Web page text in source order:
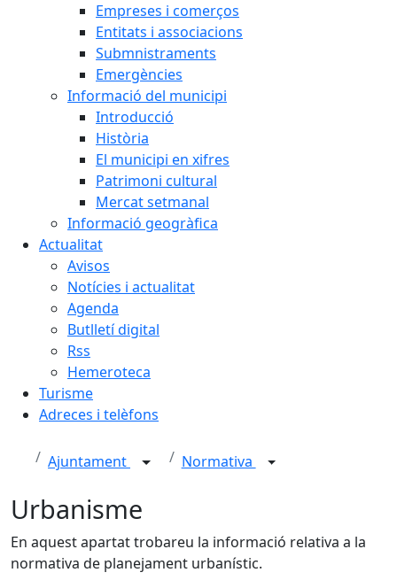
Empreses i comerços
Entitats i associacions
Submnistraments
Emergències
Informació del municipi
Introducció
Història
El municipi en xifres
Patrimoni cultural
Mercat setmanal
Informació geogràfica
Actualitat
Avisos
Notícies i actualitat
Agenda
Butlletí digital
Rss
Hemeroteca
Turisme
Adreces i telèfons
Ajuntament Normativa
Urbanisme
En aquest apartat trobareu la informació relativa a la
normativa de planejament urbanístic.